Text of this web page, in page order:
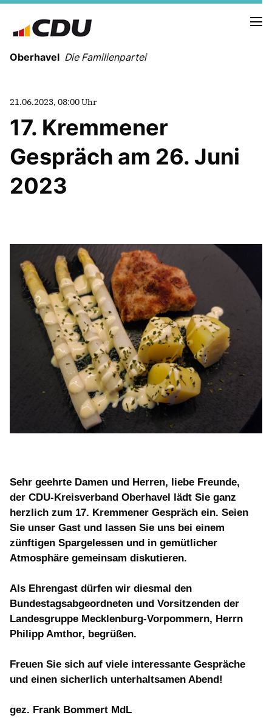
Oberhavel Die Familienpartei
NEUIGKEITEN
TERMINE
BILDER
Mitmachen
BÜRGERANFRAGE
LINKS
21.06.2023, 08:00 Uhr
17. Kremmener
Gespräch am 26. Juni
2023
Sehr geehrte Damen und Herren, liebe Freunde,
der CDU-Kreisverband Oberhavel lädt Sie ganz
herzlich zum 17. Kremmener Gespräch ein. Seien
Sie unser Gast und lassen Sie uns bei einem
zünftigen Spargelessen und in gemütlicher
Atmosphäre gemeinsam diskutieren.
Als Ehrengast dürfen wir diesmal den
Bundestagsabgeordneten und Vorsitzenden der
Landesgruppe Mecklenburg-Vorpommern, Herrn
Philipp Amthor, begrüßen.
Freuen Sie sich auf viele interessante Gespräche
und einen sicherlich unterhaltsamen Abend!
gez. Frank Bommert MdL